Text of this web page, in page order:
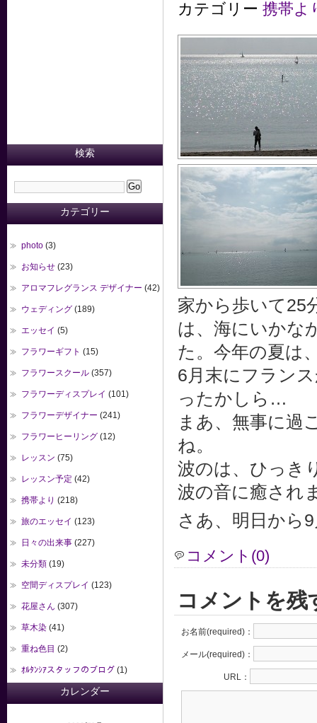
カテゴリー 携帯よ
家から歩いて25
は、海にいかな
た。今年の夏は
6月末にフラン
ったかしら…
まあ、無事に過
ね。
波のは、ひっき
波の音に癒され
さあ、明日から
コメント(0)
コメントを残
お名前(required)：
メール(required)：
URL：
検索
カテゴリー
photo (3)
お知らせ (23)
アロマフレグランス デザイナー (42)
ウェディング (189)
エッセイ (5)
フラワーギフト (15)
フラワースクール (357)
フラワーディスプレイ (101)
フラワーデザイナー (241)
フラワーヒーリング (12)
レッスン (75)
レッスン予定 (42)
携帯より (218)
旅のエッセイ (123)
日々の出来事 (227)
未分類 (19)
空間ディスプレイ (123)
花屋さん (307)
草木染 (41)
重ね色目 (2)
ｵﾙﾀﾝｼｱスタッフのブログ (1)
カレンダー